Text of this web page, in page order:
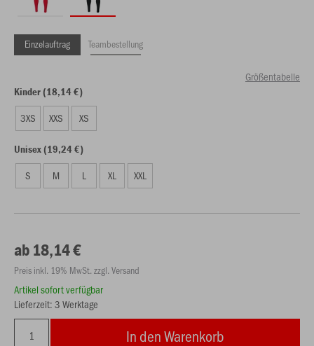
Einzelauftrag Teambestellung
Größentabelle
Kinder (18,14 €)
3XS XXS XS
Unisex (19,24 €)
S M L XL XXL
ab 18,14 €
Preis inkl. 19% MwSt. zzgl. Versand
Artikel sofort verfügbar
Lieferzeit: 3 Werktage
In den Warenkorb